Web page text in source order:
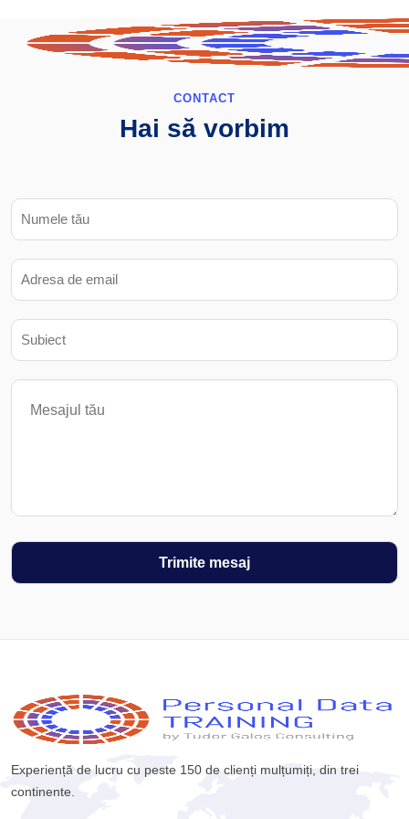
CONTACT
Hai să vorbim
Experiență de lucru cu peste 150 de clienți mulțumiți, din trei
continente.